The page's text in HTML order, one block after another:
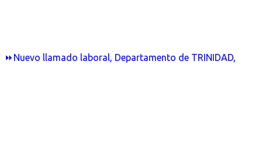
⏩Nuevo llamado laboral, Departamento de TRINIDAD,